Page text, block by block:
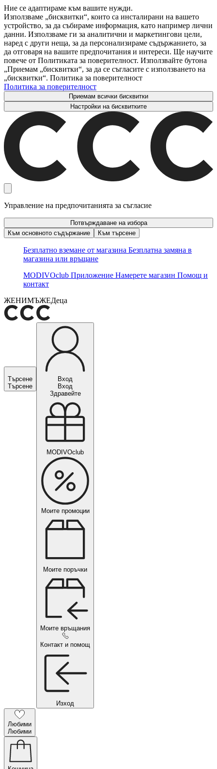
Ние се адаптираме към вашите нужди.
Използваме „бисквитки“, които са инсталирани на вашето
устройство, за да събираме информация, като например лични
данни. Използваме ги за аналитични и маркетингови цели,
наред с други неща, за да персонализираме съдържанието, за
да отговаря на вашите предпочитания и интереси. Ще научите
повече от Политиката за поверителност. Използвайте бутона
„Приемам „бисквитки“, за да се съгласите с използването на
„бисквитки“. Политика за поверителност
Политика за поверителност
Приемам всички бисквитки
Настройки на бисквитките
Управление на предпочитанията за съгласие
Потвърждаване на избора
Към основното съдържание
Към търсене
Безплатно вземане от магазина Безплатна замяна в
магазина или връщане
MODIVOclub Приложение Намерете магазин Помощ и
контакт
ЖЕНИМЪЖЕДеца
Търсене
Търсене
Вход
Вход
Здравейте
MODIVOclub
Моите промоции
Моите поръчки
Моите връщания
Контакт и помощ
Изход
Любими
Любими